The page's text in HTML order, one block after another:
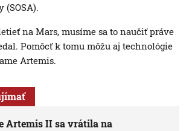
na Mars, musíme sa to naučiť práve
Pomôcť k tomu môžu aj technológie
Artemis.
Artemis II sa vrátila na